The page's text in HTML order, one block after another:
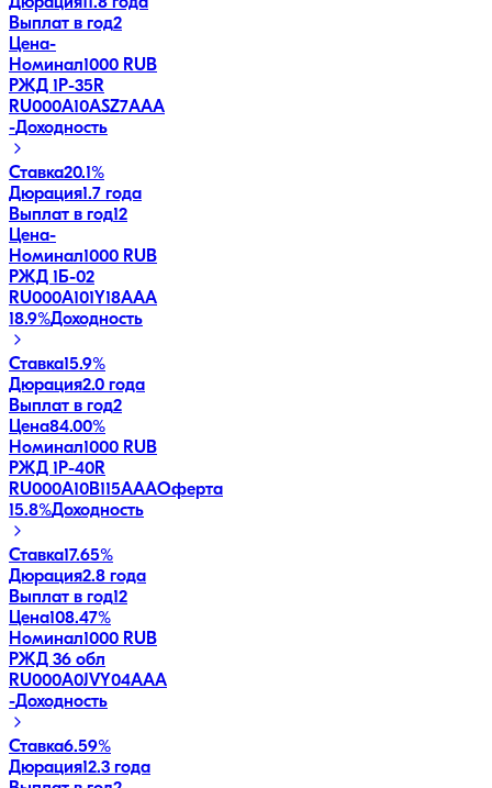
Выплат в год2
Цена-
Номинал1000 RUB
РЖД 1Р-35R
RU000A10ASZ7AAA
-Доходность
Ставка20.1%
Дюрация1.7 года
Выплат в год12
Цена-
Номинал1000 RUB
РЖД 1Б-02
RU000A101Y18AAA
18.9%Доходность
Ставка15.9%
Дюрация2.0 года
Выплат в год2
Цена84.00%
Номинал1000 RUB
РЖД 1Р-40R
RU000A10B115AAAОферта
15.8%Доходность
Ставка17.65%
Дюрация2.8 года
Выплат в год12
Цена108.47%
Номинал1000 RUB
РЖД 36 обл
RU000A0JVY04AAA
-Доходность
Ставка6.59%
Дюрация12.3 года